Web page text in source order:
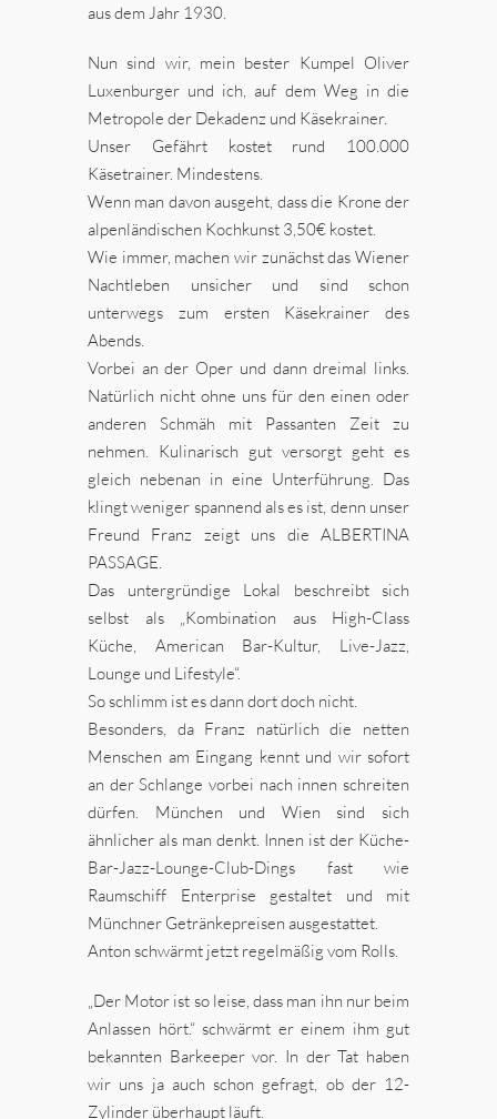
aus dem Jahr 1930.
Nun sind wir, mein bester Kumpel Oliver
Luxenburger und ich, auf dem Weg in die
Metropole der Dekadenz und Käsekrainer.
Unser Gefährt kostet rund 100.000
Käsetrainer. Mindestens.
Wenn man davon ausgeht, dass die Krone der
alpenländischen Kochkunst 3,50€ kostet.
Wie immer, machen wir zunächst das Wiener
Nachtleben unsicher und sind schon
unterwegs zum ersten Käsekrainer des
Abends.
Vorbei an der Oper und dann dreimal links.
Natürlich nicht ohne uns für den einen oder
anderen Schmäh mit Passanten Zeit zu
nehmen. Kulinarisch gut versorgt geht es
gleich nebenan in eine Unterführung. Das
klingt weniger spannend als es ist, denn unser
Freund Franz zeigt uns die ALBERTINA
PASSAGE.
Das untergründige Lokal beschreibt sich
selbst als „Kombination aus High-Class
Küche, American Bar-Kultur, Live-Jazz,
Lounge und Lifestyle“.
So schlimm ist es dann dort doch nicht.
Besonders, da Franz natürlich die netten
Menschen am Eingang kennt und wir sofort
an der Schlange vorbei nach innen schreiten
dürfen. München und Wien sind sich
ähnlicher als man denkt. Innen ist der Küche-
Bar-Jazz-Lounge-Club-Dings fast wie
Raumschiff Enterprise gestaltet und mit
Münchner Getränkepreisen ausgestattet.
Anton schwärmt jetzt regelmäßig vom Rolls.
„Der Motor ist so leise, dass man ihn nur beim
Anlassen hört.“ schwärmt er einem ihm gut
bekannten Barkeeper vor. In der Tat haben
wir uns ja auch schon gefragt, ob der 12-
Zylinder überhaupt läuft.